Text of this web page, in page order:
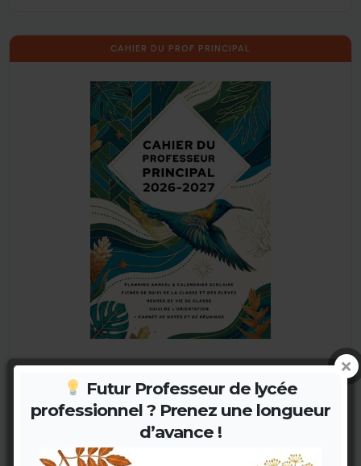
CAHIER DU PROF PRINCIPAL
Cahier du Professeur Principal 2026-2027
Format A4 spacieux · 176 pages pratiques
Papier 80g/m² · Imprimé en France
Futur Professeur de lycée
professionnel ? Prenez une longueur
d’avance !